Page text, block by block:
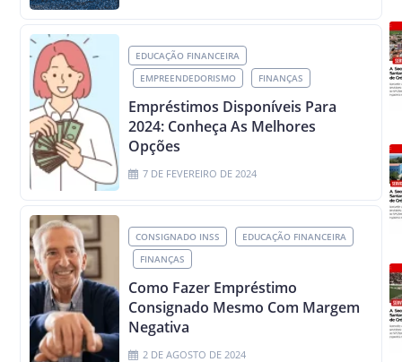
EDUCAÇÃO FINANCEIRA
EMPREENDEDORISMO
FINANÇAS
Empréstimos Disponíveis Para
2024: Conheça As Melhores
Opções
7 DE FEVEREIRO DE 2024
CONSIGNADO INSS
EDUCAÇÃO FINANCEIRA
FINANÇAS
Como Fazer Empréstimo
Consignado Mesmo Com Margem
Negativa
2 DE AGOSTO DE 2024